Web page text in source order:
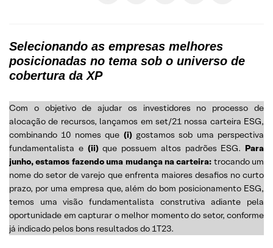
Selecionando as empresas melhores
posicionadas no tema sob o universo de
cobertura da XP
Com o objetivo de ajudar os investidores no processo de
alocação de recursos, lançamos em set/21 nossa carteira ESG,
combinando 10 nomes que (i)gostamos sob uma perspectiva
fundamentalista e (ii)que possuem altos padrões ESG. Para
junho, estamos fazendo uma mudança na carteira: trocando um
nome do setor de varejo que enfrenta maiores desafios no curto
prazo, por uma empresa que, além do bom posicionamento ESG,
temos uma visão fundamentalista construtiva adiante pela
oportunidade em capturar o melhor momento do setor, conforme
já indicado pelos bons resultados do 1T23.